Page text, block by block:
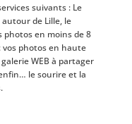
suivants : Le
de Lille, le
en moins de 8
vos photos en haute
WEB à partager
le sourire et la